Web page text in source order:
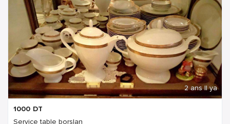
2 ans Il ya
1000 DT
Service table borslan